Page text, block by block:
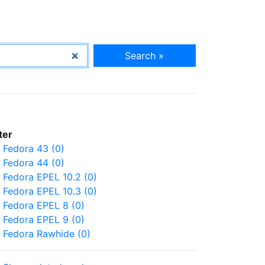
Search »
Fedora 43 (0)
Fedora 44 (0)
Fedora EPEL 10.2 (0)
Fedora EPEL 10.3 (0)
Fedora EPEL 8 (0)
Fedora EPEL 9 (0)
Fedora Rawhide (0)